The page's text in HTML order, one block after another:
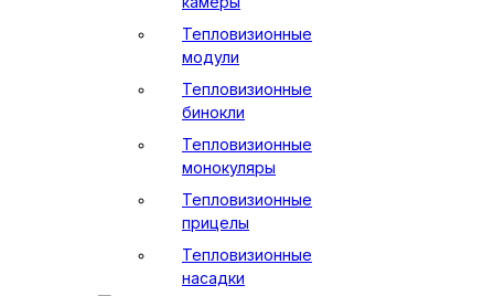
Тепловизионные
модули
Тепловизионные
бинокли
Тепловизионные
монокуляры
Тепловизионные
прицелы
Тепловизионные
насадки